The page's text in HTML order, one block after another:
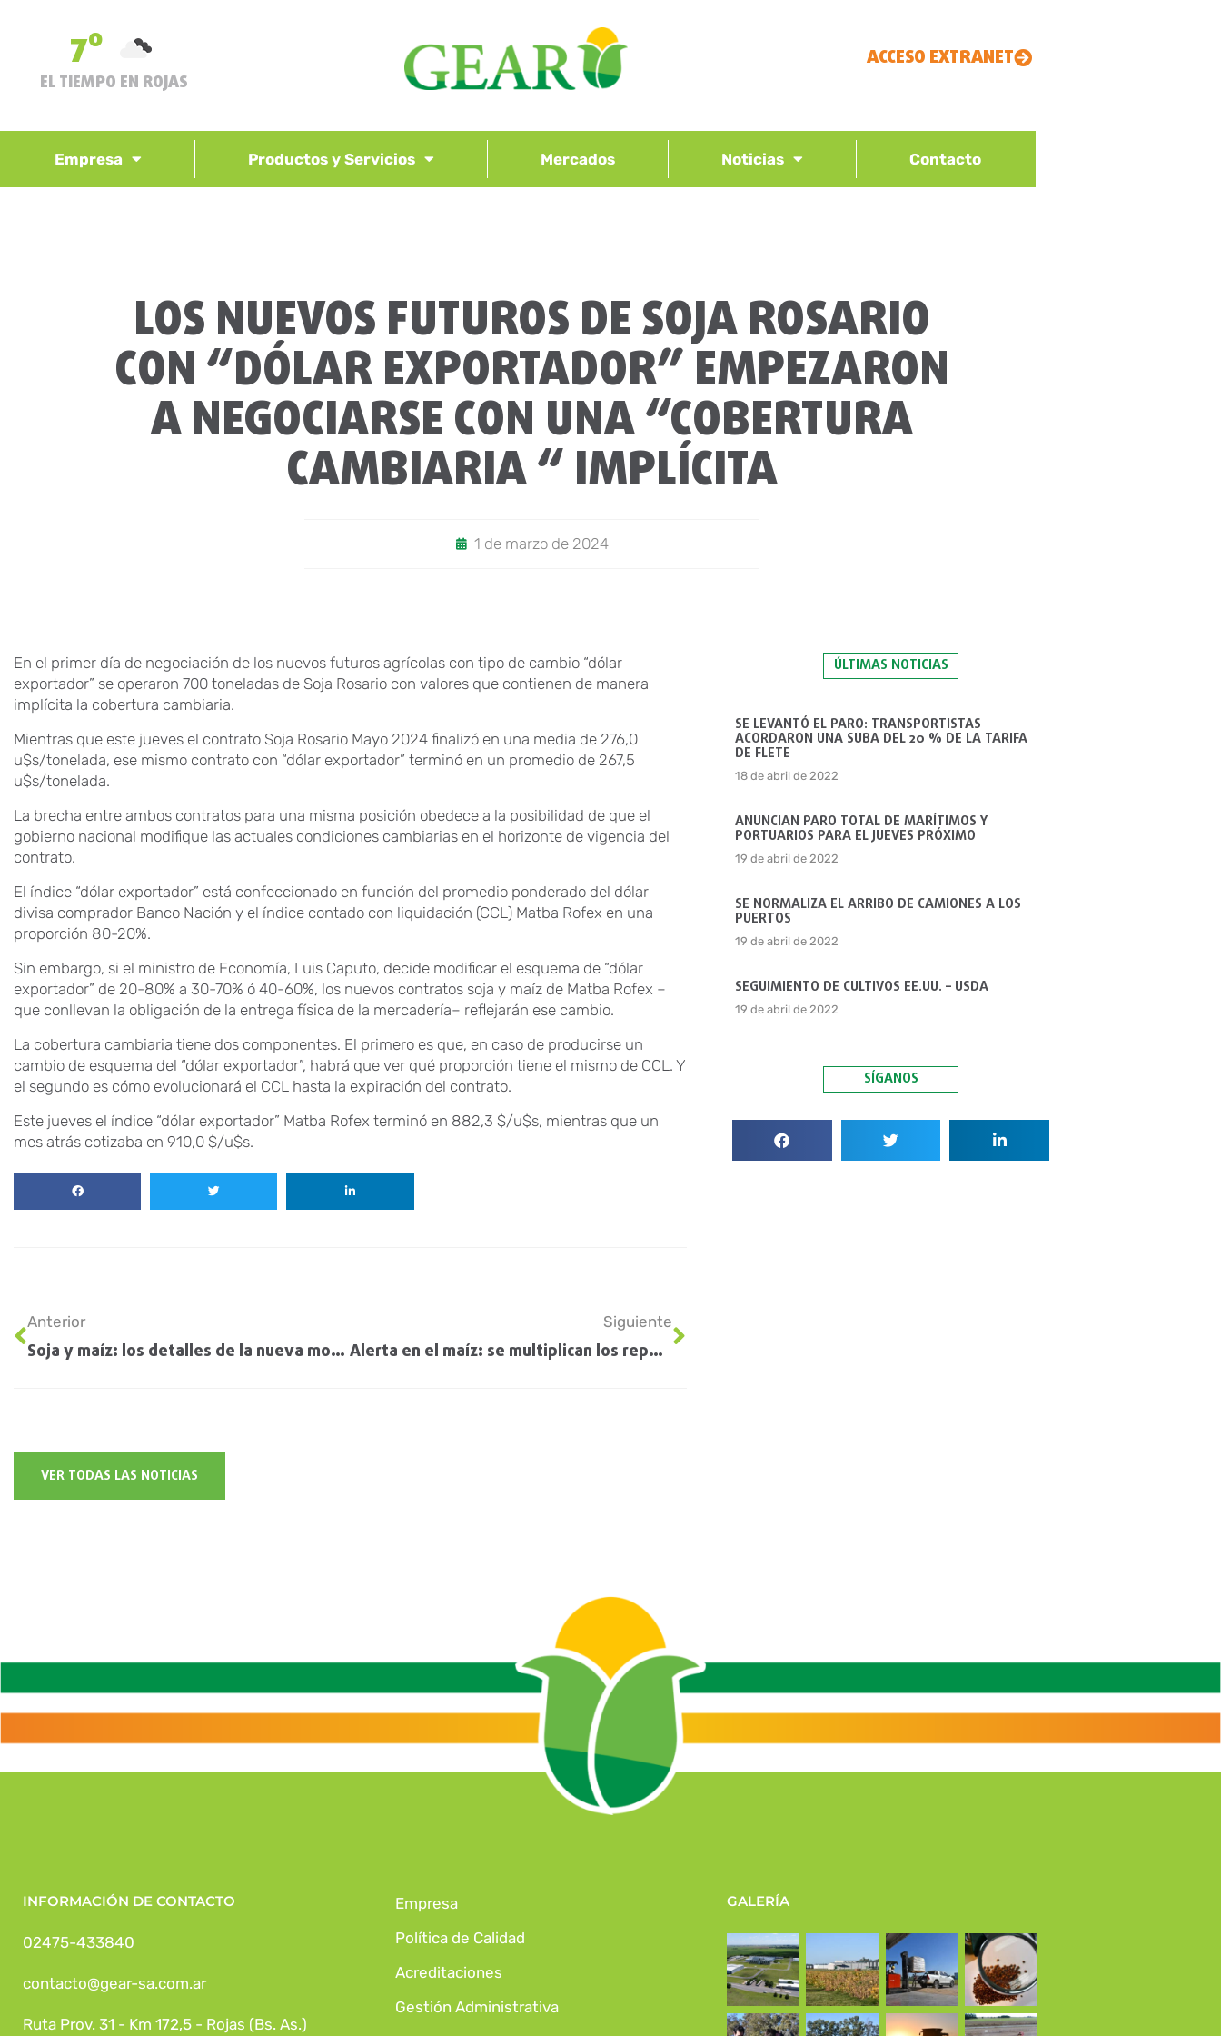
7º
EL TIEMPO EN ROJAS
ACCESO EXTRANET
Empresa Productos y Servicios Mercados Noticias Contacto
LOS NUEVOS FUTUROS DE SOJA ROSARIO
CON “DÓLAR EXPORTADOR” EMPEZARON
A NEGOCIARSE CON UNA “COBERTURA
CAMBIARIA “ IMPLÍCITA
1 de marzo de 2024
En el primer día de negociación de los nuevos futuros agrícolas con tipo de cambio “dólar
exportador” se operaron 700 toneladas de Soja Rosario con valores que contienen de manera
implícita la cobertura cambiaria.
Mientras que este jueves el contrato Soja Rosario Mayo 2024 finalizó en una media de 276,0
u$s/tonelada, ese mismo contrato con “dólar exportador” terminó en un promedio de 267,5
u$s/tonelada.
La brecha entre ambos contratos para una misma posición obedece a la posibilidad de que el
gobierno nacional modifique las actuales condiciones cambiarias en el horizonte de vigencia del
contrato.
El índice “dólar exportador” está confeccionado en función del promedio ponderado del dólar
divisa comprador Banco Nación y el índice contado con liquidación (CCL) Matba Rofex en una
proporción 80-20%.
Sin embargo, si el ministro de Economía, Luis Caputo, decide modificar el esquema de “dólar
exportador” de 20-80% a 30-70% ó 40-60%, los nuevos contratos soja y maíz de Matba Rofex –
que conllevan la obligación de la entrega física de la mercadería– reflejarán ese cambio.
La cobertura cambiaria tiene dos componentes. El primero es que, en caso de producirse un
cambio de esquema del “dólar exportador”, habrá que ver qué proporción tiene el mismo de CCL. Y
el segundo es cómo evolucionará el CCL hasta la expiración del contrato.
Este jueves el índice “dólar exportador” Matba Rofex terminó en 882,3 $/u$s, mientras que un
mes atrás cotizaba en 910,0 $/u$s.
Anterior
Soja y maíz: los detalles de la nueva modalidad de liquidación que busca dinamizar al mercado de granos
Siguiente
Alerta en el maíz: se multiplican los reportes de oruga de la espiga resistente a híbridos Bt Vip
VER TODAS LAS NOTICIAS
ÚLTIMAS NOTICIAS
SE LEVANTÓ EL PARO: TRANSPORTISTAS
ACORDARON UNA SUBA DEL 20 % DE LA TARIFA
DE FLETE
18 de abril de 2022
ANUNCIAN PARO TOTAL DE MARÍTIMOS Y
PORTUARIOS PARA EL JUEVES PRÓXIMO
19 de abril de 2022
SE NORMALIZA EL ARRIBO DE CAMIONES A LOS
PUERTOS
19 de abril de 2022
SEGUIMIENTO DE CULTIVOS EE.UU. – USDA
19 de abril de 2022
SÍGANOS
INFORMACIÓN DE CONTACTO
02475-433840
contacto@gear-sa.com.ar
Ruta Prov. 31 - Km 172,5 - Rojas (Bs. As.)
Empresa
Política de Calidad
Acreditaciones
Gestión Administrativa
GALERÍA